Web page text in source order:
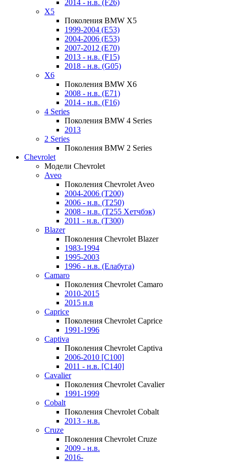
2014 - н.в. (F26)
X5
Поколения BMW X5
1999-2004 (E53)
2004-2006 (E53)
2007-2012 (E70)
2013 - н.в. (F15)
2018 - н.в. (G05)
X6
Поколения BMW X6
2008 - н.в. (E71)
2014 - н.в. (F16)
4 Series
Поколения BMW 4 Series
2013
2 Series
Поколения BMW 2 Series
Chevrolet
Модели Chevrolet
Aveo
Поколения Chevrolet Aveo
2004-2006 (T200)
2006 - н.в. (T250)
2008 - н.в. (T255 Хетчбэк)
2011 - н.в. (Т300)
Blazer
Поколения Chevrolet Blazer
1983-1994
1995-2003
1996 - н.в. (Елабуга)
Camaro
Поколения Chevrolet Camaro
2010-2015
2015 н.в
Caprice
Поколения Chevrolet Caprice
1991-1996
Captiva
Поколения Chevrolet Captiva
2006-2010 [C100]
2011 - н.в. [C140]
Cavalier
Поколения Chevrolet Cavalier
1991-1999
Cobalt
Поколения Chevrolet Cobalt
2013 - н.в.
Cruze
Поколения Chevrolet Cruze
2009 - н.в.
2016-